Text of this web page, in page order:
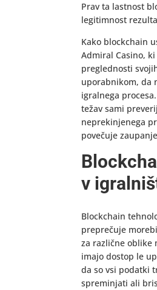
Prav ta lastnost
legitimnost
Kako blockchain
Admiral Casino,
preglednosti
uporabnikom, da
igralnega
težav sami
neprekinjenega
povečuje
v
Blockchain
preprečuje
za različne
imajo dostop le
da so vsi podatki
spreminjati ali